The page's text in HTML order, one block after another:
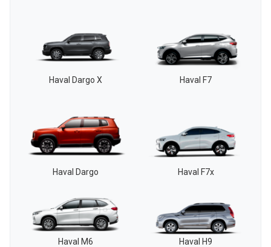
Haval Dargo X Haval F7
Haval Dargo Haval F7x
Haval M6 Haval H9